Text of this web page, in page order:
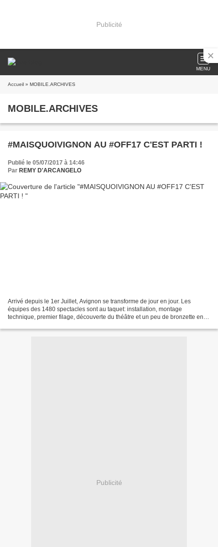
Publicité
MENU
Accueil » MOBILE.ARCHIVES
MOBILE.ARCHIVES
#MAISQUOIVIGNON AU #OFF17 C'EST PARTI !
Publié le 05/07/2017 à 14:46
Par REMY D'ARCANGELO
Arrivé depuis le 1er Juillet, Avignon se transforme de jour en jour. Les
équipes des 1480 spectacles sont au taquet: installation, montage
technique, premier filage, découverte du théâtre et un peu de bronzette en
Publicité